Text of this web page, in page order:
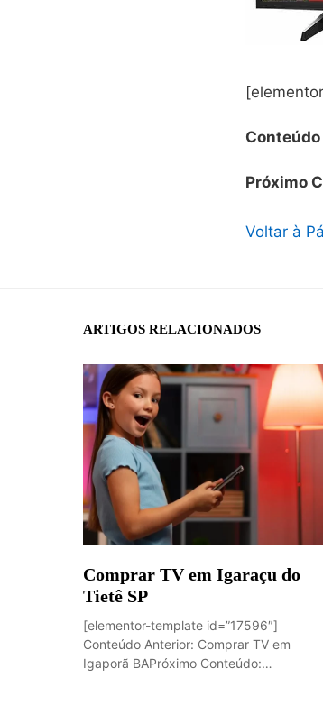
Próximo
Voltar à
ARTIGOS RELACIONADOS
Comprar TV em Igaraçu do
Tietê SP
[elementor-template id=”17596″]
Conteúdo Anterior: Comprar TV em
Igaporã BAPróximo Conteúdo: